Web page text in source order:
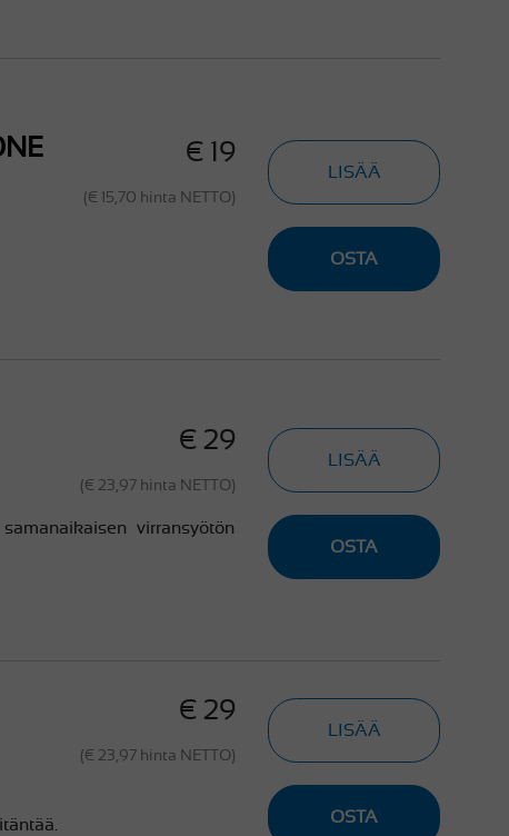
€ 19
(€ 15,70 hinta NETTO)
LISÄÄ
OSTA
€ 29
(€ 23,97 hinta NETTO)
LISÄÄ
virransyötön
OSTA
€ 29
(€ 23,97 hinta NETTO)
LISÄÄ
OSTA